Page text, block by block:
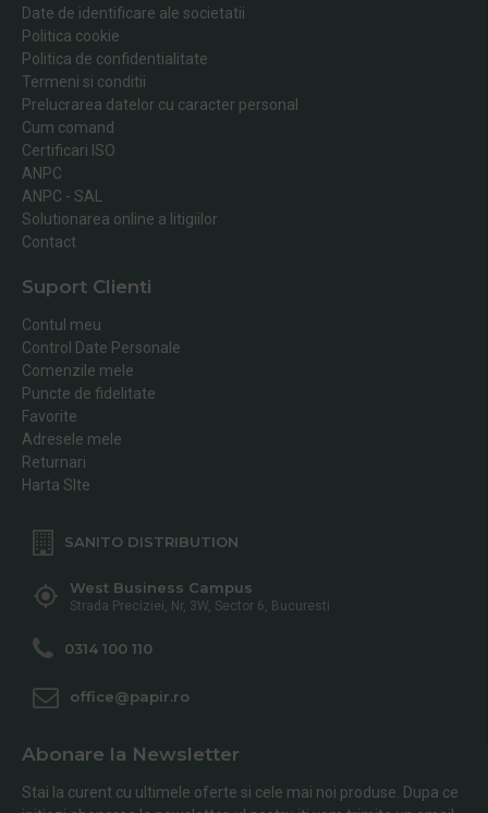
Date de identificare ale societatii
Politica cookie
Politica de confidentialitate
Termeni si conditii
Prelucrarea datelor cu caracter personal
Cum comand
Certificari ISO
ANPC
ANPC - SAL
Solutionarea online a litigiilor
Contact
Suport Clienti
Contul meu
Control Date Personale
Comenzile mele
Puncte de fidelitate
Favorite
Adresele mele
Returnari
Harta SIte
SANITO DISTRIBUTION
West Business Campus
Strada Preciziei, Nr, 3W, Sector 6, Bucuresti
0314 100 110
office@papir.ro
Abonare la Newsletter
Stai la curent cu ultimele oferte si cele mai noi produse. Dupa ce